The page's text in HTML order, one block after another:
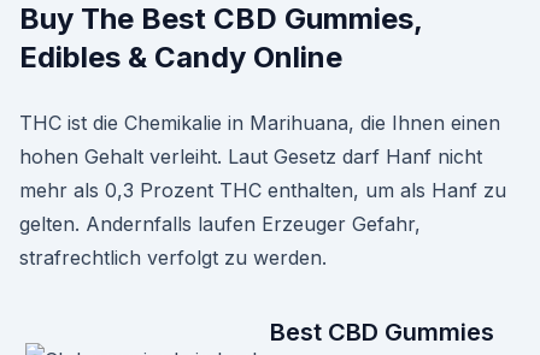
Buy The Best CBD Gummies,
Edibles & Candy Online
THC ist die Chemikalie in Marihuana, die Ihnen einen
hohen Gehalt verleiht. Laut Gesetz darf Hanf nicht
mehr als 0,3 Prozent THC enthalten, um als Hanf zu
gelten. Andernfalls laufen Erzeuger Gefahr,
strafrechtlich verfolgt zu werden.
Best CBD Gummies